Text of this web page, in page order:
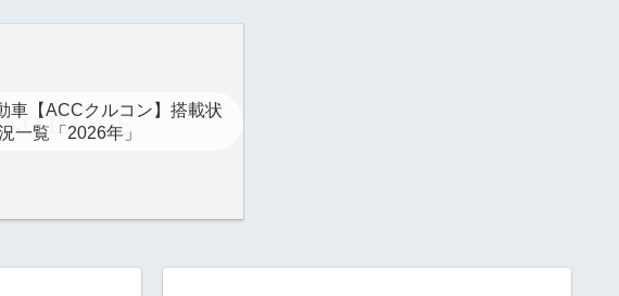
車【ACCクルコン】搭載状
一覧「2026年」